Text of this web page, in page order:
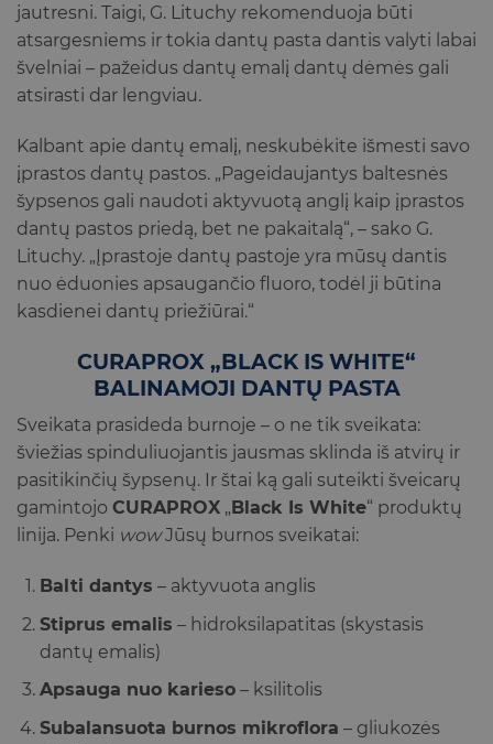
jautresni. Taigi, G. Lituchy rekomenduoja būti
atsargesniems ir tokia dantų pasta dantis valyti labai
švelniai – pažeidus dantų emalį dantų dėmės gali
atsirasti dar lengviau.
Kalbant apie dantų emalį, neskubėkite išmesti savo
įprastos dantų pastos. „Pageidaujantys baltesnės
šypsenos gali naudoti aktyvuotą anglį kaip įprastos
dantų pastos priedą, bet ne pakaitalą“, – sako G.
Lituchy. „Įprastoje dantų pastoje yra mūsų dantis
nuo ėduonies apsaugančio fluoro, todėl ji būtina
kasdienei dantų priežiūrai.“
CURAPROX „BLACK IS WHITE“
BALINAMOJI DANTŲ PASTA
Sveikata prasideda burnoje – o ne tik sveikata:
šviežias spinduliuojantis jausmas sklinda iš atvirų ir
pasitikinčių šypsenų. Ir štai ką gali suteikti šveicarų
gamintojo CURAPROX „ Black Is White“ produktų
linija. Penki wowJūsų burnos sveikatai:
Balti dantys – aktyvuota anglis
Stiprus emalis – hidroksilapatitas (skystasis
dantų emalis)
Apsauga nuo karieso– ksilitolis
Subalansuota burnos mikroflora – gliukozės